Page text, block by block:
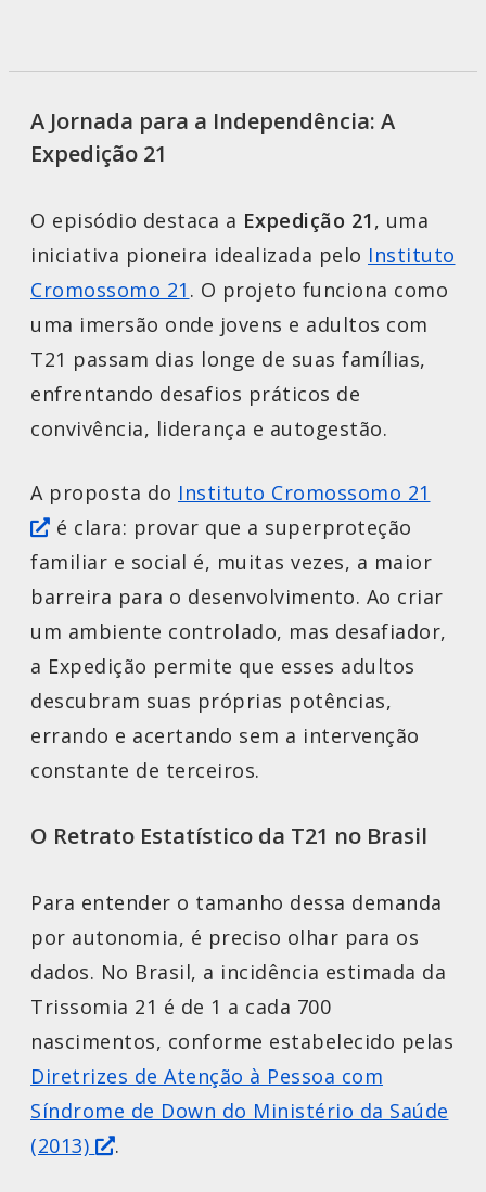
A Jornada para a Independência: A
Expedição 21
O episódio destaca a Expedição 21, uma
iniciativa pioneira idealizada pelo Instituto
Cromossomo 21 . O projeto funciona como
uma imersão onde jovens e adultos com
T21 passam dias longe de suas famílias,
enfrentando desafios práticos de
convivência, liderança e autogestão.
A proposta do Instituto Cromossomo 21
é clara: provar que a superproteção
familiar e social é, muitas vezes, a maior
barreira para o desenvolvimento. Ao criar
um ambiente controlado, mas desafiador,
a Expedição permite que esses adultos
descubram suas próprias potências,
errando e acertando sem a intervenção
constante de terceiros.
O Retrato Estatístico da T21 no Brasil
Para entender o tamanho dessa demanda
por autonomia, é preciso olhar para os
dados. No Brasil, a incidência estimada da
Trissomia 21 é de 1 a cada 700
nascimentos, conforme estabelecido pelas
Diretrizes de Atenção à Pessoa com
Síndrome de Down do Ministério da Saúde
(2013)
.